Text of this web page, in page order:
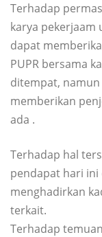
Terhadap
karya pekerjaam
dapat
PUPR bersama
ditempat,
memberikan
ada .
Terhadap hal
pendapat hari ini
menghadirkan
terkait.
Terhadap